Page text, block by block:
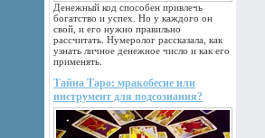
Денежный код способен привлечь
богатство и успех. Но у каждого он
свой, и его нужно правильно
рассчитать. Нумеролог рассказала, как
узнать личное денежное число и как его
применять.
Тайна Таро: мракобесие или
инструмент для подсознания?